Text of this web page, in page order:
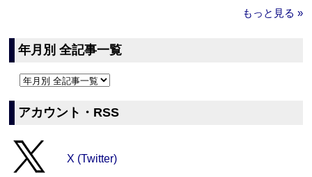
もっと見る »
年月別 全記事一覧
アカウント・RSS
X (Twitter)